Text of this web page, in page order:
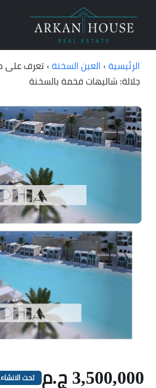
الرئيسية › العين السخنة ›
جلالة: شاليهات فخمة بالسخنة
3,500,000 ج.م تحت الانشاء